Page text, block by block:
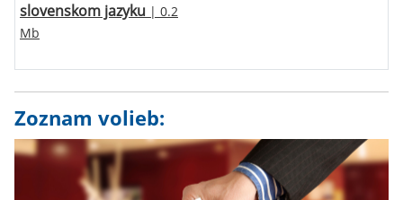
slovenskom jazyku | 0.2
Mb
Zoznam volieb: